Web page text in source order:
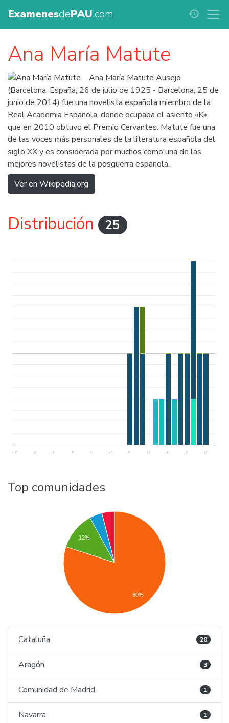
ExamenesdePAU.com history
Ana María Matute
Ana María Matute Ausejo
(Barcelona, España, 26 de julio de 1925 - Barcelona, 25 de
junio de 2014) fue una novelista española miembro de la
Real Academia Española, donde ocupaba el asiento «K»,
que en 2010 obtuvo el Premio Cervantes. Matute fue una
de las voces más personales de la literatura española del
siglo XX y es considerada por muchos como una de las
mejores novelistas de la posguerra española.
Ver en Wikipedia.org
Distribución 25
.. .. .. .. .. .. .. .. .. .. ..
Top comunidades
12%
80%
Cataluña 20
Aragón 3
Comunidad de Madrid 1
Navarra 1